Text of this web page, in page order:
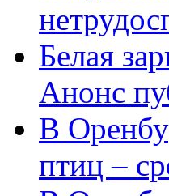
Белая
Анонс
В
птиц –